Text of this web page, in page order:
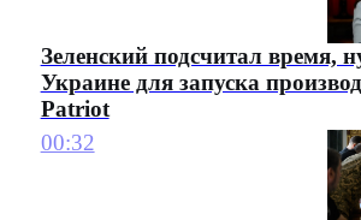
Зеленский подсчитал время,
Украине для запуска
Patriot
00:32